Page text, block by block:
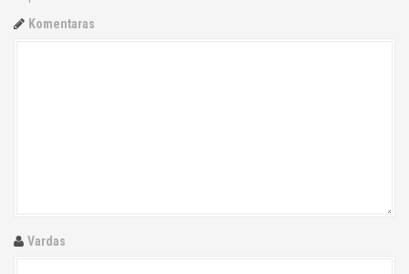
nKomentaras
Vardas